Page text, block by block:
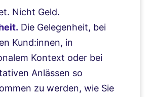
Nicht Geld.
Die Gelegenheit, bei
Kund:innen, in
Kontext oder bei
Anlässen so
zu werden, wie Sie